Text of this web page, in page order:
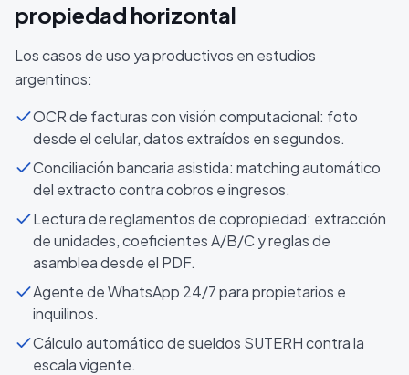
propiedad horizontal
Los casos de uso ya productivos en estudios
argentinos:
OCR de facturas con visión computacional: foto
desde el celular, datos extraídos en segundos.
Conciliación bancaria asistida: matching automático
del extracto contra cobros e ingresos.
Lectura de reglamentos de copropiedad: extracción
de unidades, coeficientes A/B/C y reglas de
asamblea desde el PDF.
Agente de WhatsApp 24/7 para propietarios e
inquilinos.
Cálculo automático de sueldos SUTERH contra la
escala vigente.